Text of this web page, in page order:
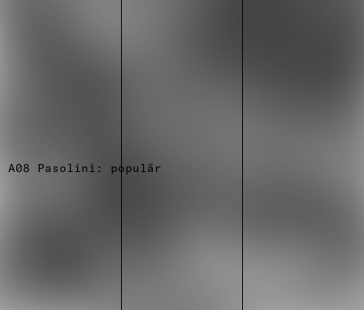
A08 Pasolini: populär